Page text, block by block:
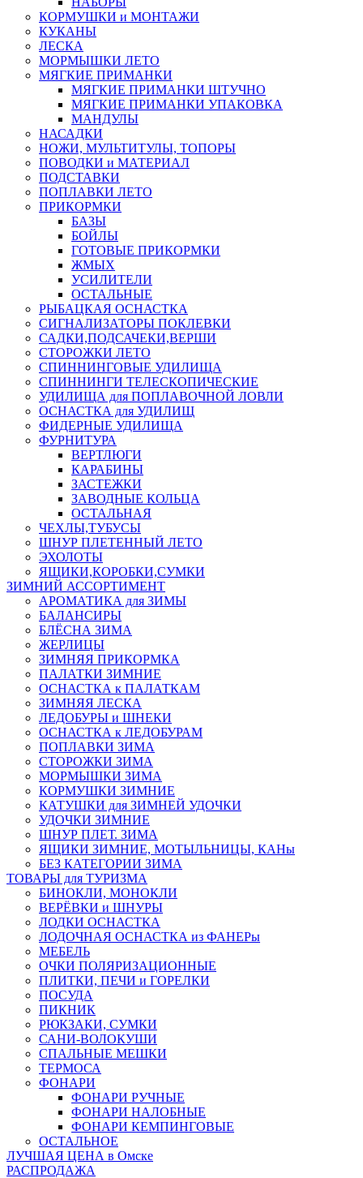
КОРМУШКИ и МОНТАЖИ
КУКАНЫ
ЛЕСКА
МОРМЫШКИ ЛЕТО
МЯГКИЕ ПРИМАНКИ
МЯГКИЕ ПРИМАНКИ ШТУЧНО
МЯГКИЕ ПРИМАНКИ УПАКОВКА
МАНДУЛЫ
НАСАДКИ
НОЖИ, МУЛЬТИТУЛЫ, ТОПОРЫ
ПОВОДКИ и МАТЕРИАЛ
ПОДСТАВКИ
ПОПЛАВКИ ЛЕТО
ПРИКОРМКИ
БАЗЫ
БОЙЛЫ
ГОТОВЫЕ ПРИКОРМКИ
ЖМЫХ
УСИЛИТЕЛИ
ОСТАЛЬНЫЕ
РЫБАЦКАЯ ОСНАСТКА
СИГНАЛИЗАТОРЫ ПОКЛЕВКИ
САДКИ,ПОДСАЧЕКИ,ВЕРШИ
СТОРОЖКИ ЛЕТО
СПИННИНГОВЫЕ УДИЛИЩА
СПИННИНГИ ТЕЛЕСКОПИЧЕСКИЕ
УДИЛИЩА для ПОПЛАВОЧНОЙ ЛОВЛИ
ОСНАСТКА для УДИЛИЩ
ФИДЕРНЫЕ УДИЛИЩА
ФУРНИТУРА
ВЕРТЛЮГИ
КАРАБИНЫ
ЗАСТЕЖКИ
ЗАВОДНЫЕ КОЛЬЦА
ОСТАЛЬНАЯ
ЧЕХЛЫ,ТУБУСЫ
ШНУР ПЛЕТЕННЫЙ ЛЕТО
ЭХОЛОТЫ
ЯЩИКИ,КОРОБКИ,СУМКИ
ЗИМНИЙ АССОРТИМЕНТ
АРОМАТИКА для ЗИМЫ
БАЛАНСИРЫ
БЛЁСНА ЗИМА
ЖЕРЛИЦЫ
ЗИМНЯЯ ПРИКОРМКА
ПАЛАТКИ ЗИМНИЕ
ОСНАСТКА к ПАЛАТКАМ
ЗИМНЯЯ ЛЕСКА
ЛЕДОБУРЫ и ШНЕКИ
ОСНАСТКА к ЛЕДОБУРАМ
ПОПЛАВКИ ЗИМА
СТОРОЖКИ ЗИМА
МОРМЫШКИ ЗИМА
КОРМУШКИ ЗИМНИЕ
КАТУШКИ для ЗИМНЕЙ УДОЧКИ
УДОЧКИ ЗИМНИЕ
ШНУР ПЛЕТ. ЗИМА
ЯЩИКИ ЗИМНИЕ, МОТЫЛЬНИЦЫ, КАНы
БЕЗ КАТЕГОРИИ ЗИМА
ТОВАРЫ для ТУРИЗМА
БИНОКЛИ, МОНОКЛИ
ВЕРЁВКИ и ШНУРЫ
ЛОДКИ ОСНАСТКА
ЛОДОЧНАЯ ОСНАСТКА из ФАНЕРы
МЕБЕЛЬ
ОЧКИ ПОЛЯРИЗАЦИОННЫЕ
ПЛИТКИ, ПЕЧИ и ГОРЕЛКИ
ПОСУДА
ПИКНИК
РЮКЗАКИ, СУМКИ
САНИ-ВОЛОКУШИ
СПАЛЬНЫЕ МЕШКИ
ТЕРМОСА
ФОНАРИ
ФОНАРИ РУЧНЫЕ
ФОНАРИ НАЛОБНЫЕ
ФОНАРИ КЕМПИНГОВЫЕ
ОСТАЛЬНОЕ
ЛУЧШАЯ ЦЕНА в Омске
РАСПРОДАЖА